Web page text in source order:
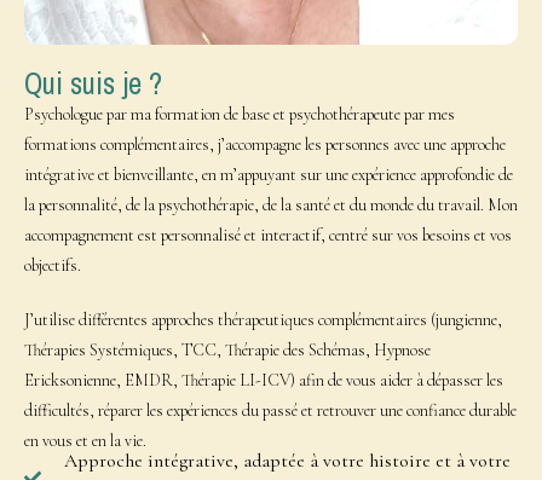
Qui suis je ?
Psychologue par ma formation de base et psychothérapeute par mes
formations complémentaires, j’accompagne les personnes avec une approche
intégrative et bienveillante, en m’appuyant sur une expérience approfondie de
la personnalité, de la psychothérapie, de la santé et du monde du travail. Mon
accompagnement est personnalisé et interactif, centré sur vos besoins et vos
objectifs.
J’utilise différentes approches thérapeutiques complémentaires (jungienne,
Thérapies Systémiques, TCC, Thérapie des Schémas, Hypnose
Ericksonienne, EMDR, Thérapie LI-ICV) afin de vous aider à dépasser les
difficultés, réparer les expériences du passé et retrouver une confiance durable
en vous et en la vie.
Approche intégrative, adaptée à votre histoire et à votre